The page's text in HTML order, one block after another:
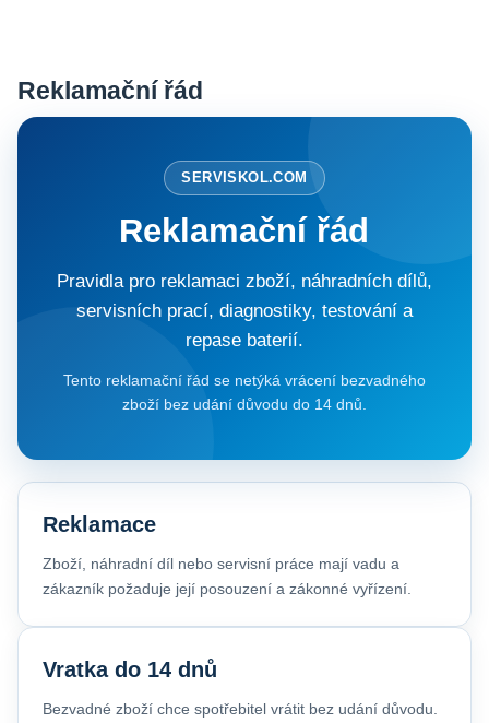
Reklamační řád
SERVISKOL.COM
Reklamační řád
Pravidla pro reklamaci zboží, náhradních dílů,
servisních prací, diagnostiky, testování a
repase baterií.
Tento reklamační řád se netýká vrácení bezvadného
zboží bez udání důvodu do 14 dnů.
Reklamace
Zboží, náhradní díl nebo servisní práce mají vadu a
zákazník požaduje její posouzení a zákonné vyřízení.
Vratka do 14 dnů
Bezvadné zboží chce spotřebitel vrátit bez udání důvodu.